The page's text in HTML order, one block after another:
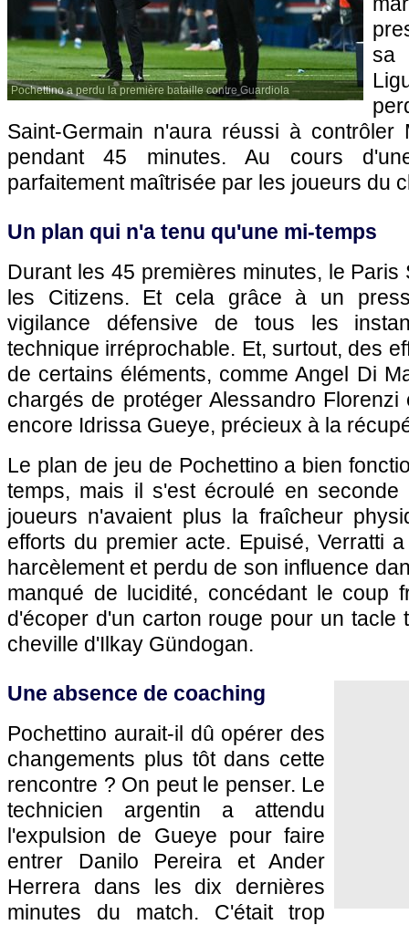
Pochettino a perdu la première bataille contre Guardiola
sa
Saint-Germain n'aura réussi à contrôler
pendant 45 minutes. Au cours
parfaitement maîtrisée par les joueurs du
Un plan qui n'a tenu qu'une mi-temps
Durant les 45 premières minutes, le
les Citizens. Et cela grâce à un
vigilance défensive de tous les
technique irréprochable. Et, surtout, des
de certains éléments, comme Angel Di
chargés de protéger Alessandro Florenzi
encore Idrissa Gueye, précieux à la
Le plan de jeu de Pochettino a bien
temps, mais il s'est écroulé en seconde
joueurs n'avaient plus la fraîcheur
efforts du premier acte. Epuisé, Verratti
harcèlement et perdu de son influence
manqué de lucidité, concédant le coup
d'écoper d'un carton rouge pour un tacle
cheville d'Ilkay Gündogan.
Une absence de coaching
Pochettino aurait-il dû opérer des
changements plus tôt dans cette
rencontre ? On peut le penser. Le
technicien argentin a attendu
l'expulsion de Gueye pour faire
entrer Danilo Pereira et Ander
Herrera dans les dix dernières
minutes du match. C'était trop